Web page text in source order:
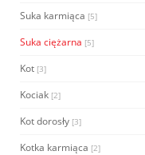
Suka karmiąca [5]
Suka ciężarna [5]
Kot [3]
Kociak [2]
Kot dorosły [3]
Kotka karmiąca [2]